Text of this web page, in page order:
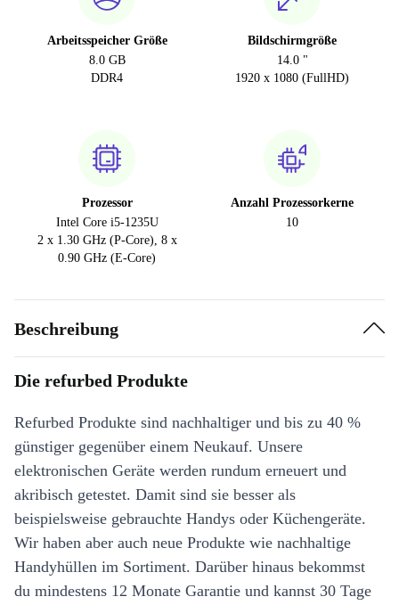
Arbeitsspeicher Größe
8.0 GB
DDR4
Bildschirmgröße
14.0 "
1920 x 1080 (FullHD)
Prozessor
Intel Core i5-1235U
2 x 1.30 GHz (P-Core), 8 x
0.90 GHz (E-Core)
Anzahl Prozessorkerne
10
Beschreibung
Die refurbed Produkte
Refurbed Produkte sind nachhaltiger und bis zu 40 %
günstiger gegenüber einem Neukauf. Unsere
elektronischen Geräte werden rundum erneuert und
akribisch getestet. Damit sind sie besser als
beispielsweise gebrauchte Handys oder Küchengeräte.
Wir haben aber auch neue Produkte wie nachhaltige
Handyhüllen im Sortiment. Darüber hinaus bekommst
du mindestens 12 Monate Garantie und kannst 30 Tage